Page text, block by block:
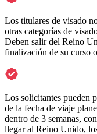
Los titulares de visado
otras categorías de
Deben salir del Reino
finalización de su curso
Los solicitantes pueden
de la fecha de viaje
dentro de 3 semanas,
llegar al Reino Unido,